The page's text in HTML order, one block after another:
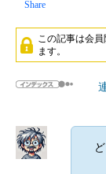
Share
この記事は会員
ます。
ど